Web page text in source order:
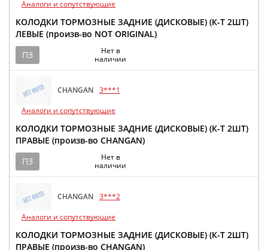
Аналоги и сопутствующие
КОЛОДКИ ТОРМОЗНЫЕ ЗАДНИЕ (ДИСКОВЫЕ) (К-Т 2ШТ)
ЛЕВЫЕ (произв-во NOT ORIGINAL)
ПЗ
Нет в
наличии
CHANGAN 3***1
Аналоги и сопутствующие
КОЛОДКИ ТОРМОЗНЫЕ ЗАДНИЕ (ДИСКОВЫЕ) (К-Т 2ШТ)
ПРАВЫЕ (произв-во CHANGAN)
ПЗ
Нет в
наличии
CHANGAN 3***2
Аналоги и сопутствующие
КОЛОДКИ ТОРМОЗНЫЕ ЗАДНИЕ (ДИСКОВЫЕ) (К-Т 2ШТ)
ПРАВЫЕ (произв-во CHANGAN)